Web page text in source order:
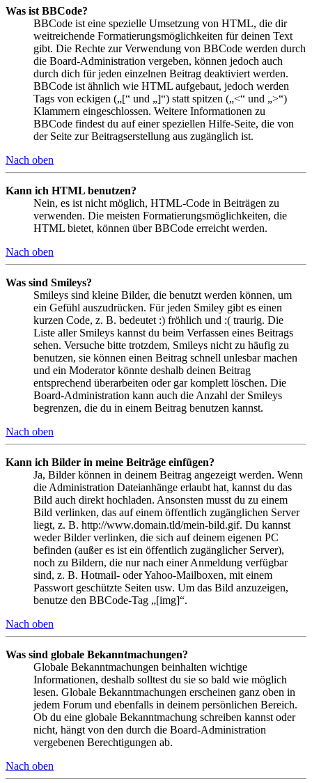
Was ist BBCode?
BBCode ist eine spezielle Umsetzung von HTML, die dir
weitreichende Formatierungsmöglichkeiten für deinen Text
gibt. Die Rechte zur Verwendung von BBCode werden durch
die Board-Administration vergeben, können jedoch auch
durch dich für jeden einzelnen Beitrag deaktiviert werden.
BBCode ist ähnlich wie HTML aufgebaut, jedoch werden
Tags von eckigen („[“ und „]“) statt spitzen („<“ und „>“)
Klammern eingeschlossen. Weitere Informationen zu
BBCode findest du auf einer speziellen Hilfe-Seite, die von
der Seite zur Beitragserstellung aus zugänglich ist.
Nach oben
Kann ich HTML benutzen?
Nein, es ist nicht möglich, HTML-Code in Beiträgen zu
verwenden. Die meisten Formatierungsmöglichkeiten, die
HTML bietet, können über BBCode erreicht werden.
Nach oben
Was sind Smileys?
Smileys sind kleine Bilder, die benutzt werden können, um
ein Gefühl auszudrücken. Für jeden Smiley gibt es einen
kurzen Code, z. B. bedeutet :) fröhlich und :( traurig. Die
Liste aller Smileys kannst du beim Verfassen eines Beitrags
sehen. Versuche bitte trotzdem, Smileys nicht zu häufig zu
benutzen, sie können einen Beitrag schnell unlesbar machen
und ein Moderator könnte deshalb deinen Beitrag
entsprechend überarbeiten oder gar komplett löschen. Die
Board-Administration kann auch die Anzahl der Smileys
begrenzen, die du in einem Beitrag benutzen kannst.
Nach oben
Kann ich Bilder in meine Beiträge einfügen?
Ja, Bilder können in deinem Beitrag angezeigt werden. Wenn
die Administration Dateianhänge erlaubt hat, kannst du das
Bild auch direkt hochladen. Ansonsten musst du zu einem
Bild verlinken, das auf einem öffentlich zugänglichen Server
liegt, z. B. http://www.domain.tld/mein-bild.gif. Du kannst
weder Bilder verlinken, die sich auf deinem eigenen PC
befinden (außer es ist ein öffentlich zugänglicher Server),
noch zu Bildern, die nur nach einer Anmeldung verfügbar
sind, z. B. Hotmail- oder Yahoo-Mailboxen, mit einem
Passwort geschützte Seiten usw. Um das Bild anzuzeigen,
benutze den BBCode-Tag „[img]“.
Nach oben
Was sind globale Bekanntmachungen?
Globale Bekanntmachungen beinhalten wichtige
Informationen, deshalb solltest du sie so bald wie möglich
lesen. Globale Bekanntmachungen erscheinen ganz oben in
jedem Forum und ebenfalls in deinem persönlichen Bereich.
Ob du eine globale Bekanntmachung schreiben kannst oder
nicht, hängt von den durch die Board-Administration
vergebenen Berechtigungen ab.
Nach oben